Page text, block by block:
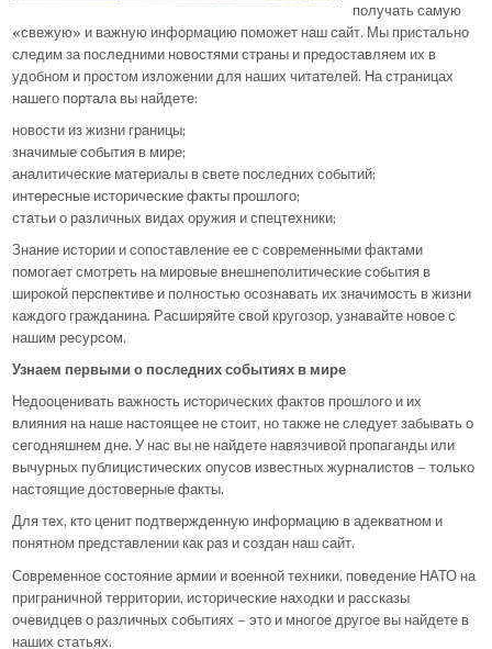
получать самую
«свежую» и важную информацию поможет наш сайт. Мы пристально
следим за последними новостями страны и предоставляем их в
удобном и простом изложении для наших читателей. На страницах
нашего портала вы найдете:
новости из жизни границы;
значимые события в мире;
аналитические материалы в свете последних событий;
интересные исторические факты прошлого;
статьи о различных видах оружия и спецтехники;
Знание истории и сопоставление ее с современными фактами
помогает смотреть на мировые внешнеполитические события в
широкой перспективе и полностью осознавать их значимость в жизни
каждого гражданина. Расширяйте свой кругозор, узнавайте новое с
нашим ресурсом.
Узнаем первыми о последних событиях в мире
Недооценивать важность исторических фактов прошлого и их
влияния на наше настоящее не стоит, но также не следует забывать о
сегодняшнем дне. У нас вы не найдете навязчивой пропаганды или
вычурных публицистических опусов известных журналистов – только
настоящие достоверные факты.
Для тех, кто ценит подтвержденную информацию в адекватном и
понятном представлении как раз и создан наш сайт.
Современное состояние армии и военной техники, поведение НАТО на
приграничной территории, исторические находки и рассказы
очевидцев о различных событиях – это и многое другое вы найдете в
наших статьях.